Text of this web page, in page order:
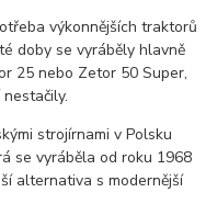
výkonnějších traktorů
doby se vyráběly hlavně
25 nebo Zetor 50 Super,
strojírnami v Polsku
se vyráběla od roku 1968
alternativa s modernější